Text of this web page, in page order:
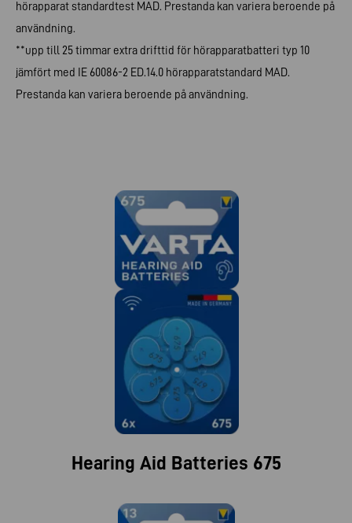
hörapparat standardtest MAD. Prestanda kan variera beroende på
användning.
**upp till 25 timmar extra drifttid för hörapparatbatteri typ 10
jämfört med IE 60086-2 ED.14.0 hörapparatstandard MAD.
Prestanda kan variera beroende på användning.
Hearing Aid Batteries 675